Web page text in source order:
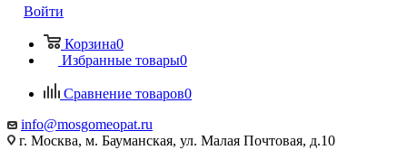
Войти
Корзина0
Избранные товары0
Сравнение товаров0
info@mosgomeopat.ru
г. Москва, м. Бауманская, ул. Малая Почтовая, д.10